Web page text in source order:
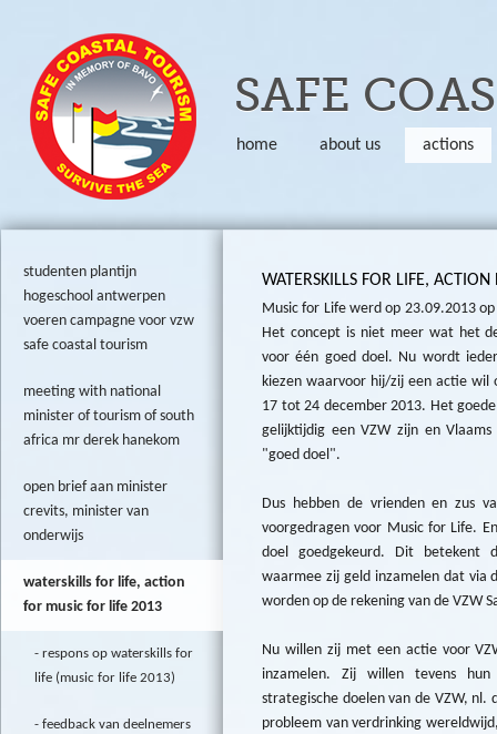
SAFE
home about us actions
studenten plantijn
hogeschool antwerpen
voeren campagne voor vzw
safe coastal tourism
meeting with national
minister of tourism of south
africa mr derek hanekom
open brief aan minister
crevits, minister van
onderwijs
waterskills for life, action
for music for life 2013
respons op waterskills for
life (music for life 2013)
feedback van deelnemers
WATERSKILLS FOR LIFE,
Music for Life werd op 23.09.2013
Het concept is niet meer wat het
voor één goed doel. Nu wordt
kiezen waarvoor hij/zij een actie wil
17 tot 24 december 2013. Het
gelijktijdig een VZW zijn en
"goed doel".
Dus hebben de vrienden en zus
voorgedragen voor Music for Life.
doel goedgekeurd. Dit betekent
waarmee zij geld inzamelen dat via
worden op de rekening van de VZW
Nu willen zij met een actie voor
inzamelen. Zij willen tevens
strategische doelen van de VZW, nl.
probleem van verdrinking